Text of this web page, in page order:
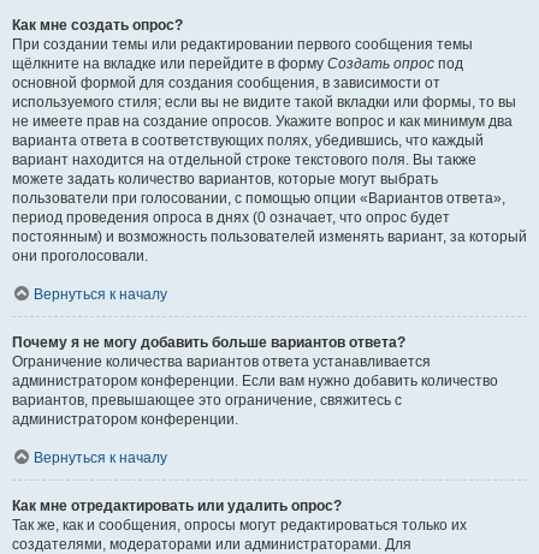
Как мне создать опрос?
При создании темы или редактировании первого сообщения темы
щёлкните на вкладке или перейдите в форму Создать опрос под
основной формой для создания сообщения, в зависимости от
используемого стиля; если вы не видите такой вкладки или формы, то вы
не имеете прав на создание опросов. Укажите вопрос и как минимум два
варианта ответа в соответствующих полях, убедившись, что каждый
вариант находится на отдельной строке текстового поля. Вы также
можете задать количество вариантов, которые могут выбрать
пользователи при голосовании, с помощью опции «Вариантов ответа»,
период проведения опроса в днях (0 означает, что опрос будет
постоянным) и возможность пользователей изменять вариант, за который
они проголосовали.
Вернуться к началу
Почему я не могу добавить больше вариантов ответа?
Ограничение количества вариантов ответа устанавливается
администратором конференции. Если вам нужно добавить количество
вариантов, превышающее это ограничение, свяжитесь с
администратором конференции.
Вернуться к началу
Как мне отредактировать или удалить опрос?
Так же, как и сообщения, опросы могут редактироваться только их
создателями, модераторами или администраторами. Для